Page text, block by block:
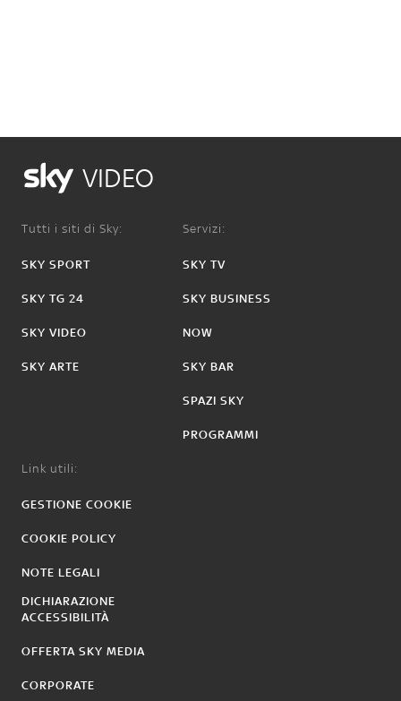
VIDEO
Tutti i siti di Sky:
SKY SPORT
SKY TG 24
SKY VIDEO
SKY ARTE
Servizi:
SKY TV
SKY BUSINESS
NOW
SKY BAR
SPAZI SKY
PROGRAMMI
Link utili:
GESTIONE COOKIE
COOKIE POLICY
NOTE LEGALI
DICHIARAZIONE
ACCESSIBILITÀ
OFFERTA SKY MEDIA
CORPORATE